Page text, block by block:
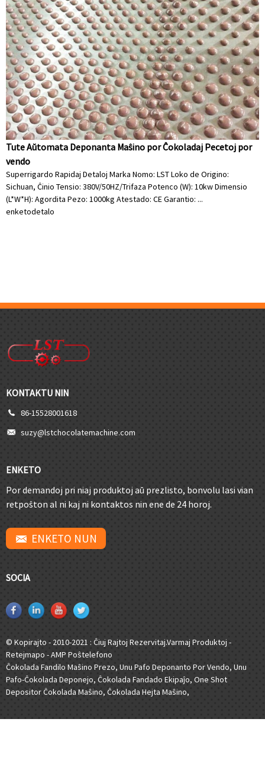
Tute Aŭtomata Deponanta Maŝino por Ĉokoladaj Pecetoj por
vendo
Superrigardo Rapidaj Detaloj Marka Nomo: LST Loko de Origino:
Sichuan, Ĉinio Tensio: 380V/50HZ/Trifaza Potenco (W): 10kw Dimensio
(L*W*H): Agordita Pezo: 1000kg Atestado: CE Garantio: ...
enketodetalo
KONTAKTU NIN
86-15528001618
suzy@lstchocolatemachine.com
ENKETO
Por demandoj pri niaj produktoj aŭ prezlisto, bonvolu lasi vian
retpoŝton al ni kaj ni kontaktos nin ene de 24 horoj.
ENKETO NUN
SOCIA
© Kopirajto - 2010-2021 : Ĉiuj Rajtoj Rezervitaj.Varmaj Produktoj -
Retejmapo -AMP Poŝtelefono
Ĉokolada Fandilo Maŝino Prezo, Unu Pafo Deponanto Por Vendo, Unu
Pafo-Ĉokolada Deponejo, Ĉokolada Fandado Ekipaĵo, One Shot
Depositor Ĉokolada Maŝino, Ĉokolada Hejta Maŝino,